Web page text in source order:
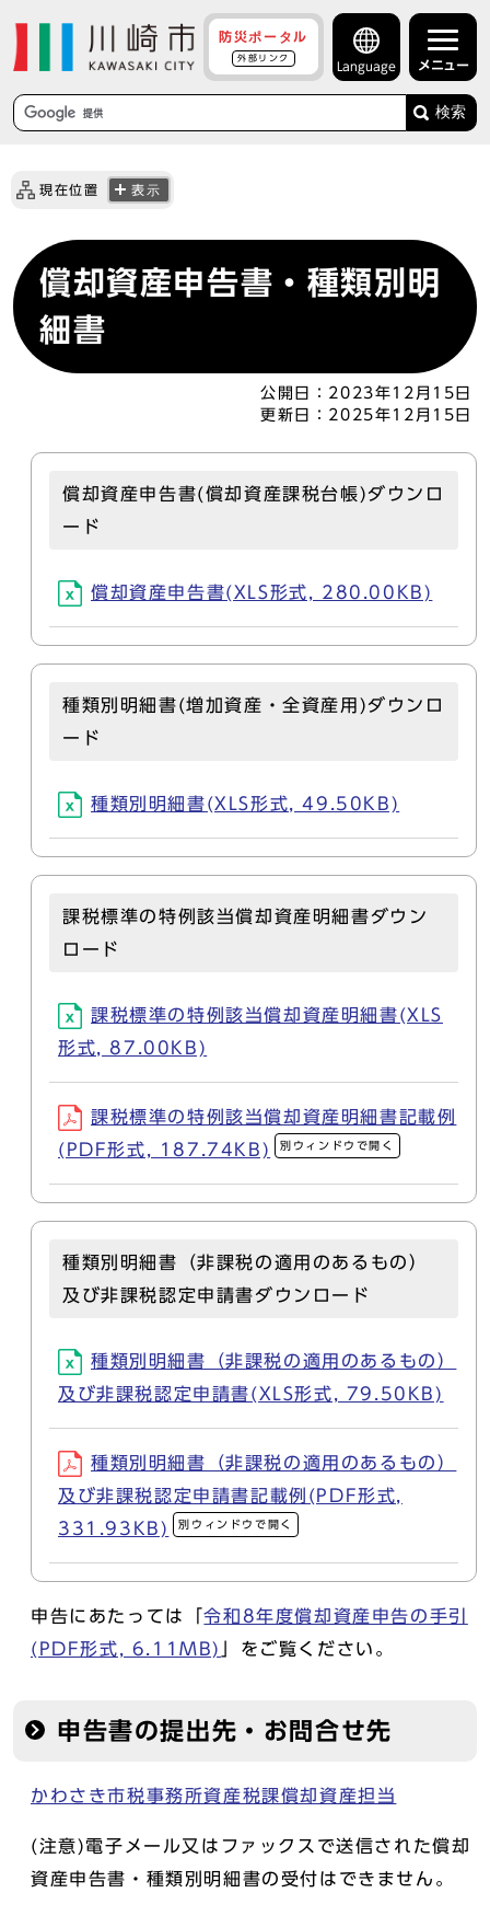
防災ポータル
外部リンク
Language メニュー
検索
現在位置 表示
償却資産申告書・種類別明
細書
公開日： 2023年12月15日
更新日： 2025年12月15日
償却資産申告書(償却資産課税台帳)ダウンロ
ード
償却資産申告書(XLS形式, 280.00KB)
種類別明細書(増加資産・全資産用)ダウンロ
ード
種類別明細書(XLS形式, 49.50KB)
課税標準の特例該当償却資産明細書ダウン
ロード
課税標準の特例該当償却資産明細書(XLS
形式, 87.00KB)
課税標準の特例該当償却資産明細書記載例
(PDF形式, 187.74KB)
別ウィンドウで開く
種類別明細書（非課税の適用のあるもの）
及び非課税認定申請書ダウンロード
種類別明細書（非課税の適用のあるもの）
及び非課税認定申請書(XLS形式, 79.50KB)
種類別明細書（非課税の適用のあるもの）
及び非課税認定申請書記載例(PDF形式,
331.93KB)
別ウィンドウで開く
申告にあたっては「令和8年度償却資産申告の手引
(PDF形式, 6.11MB)
」をご覧ください。
申告書の提出先・お問合せ先
かわさき市税事務所資産税課償却資産担当
(注意)電子メール又はファックスで送信された償却
資産申告書・種類別明細書の受付はできません。